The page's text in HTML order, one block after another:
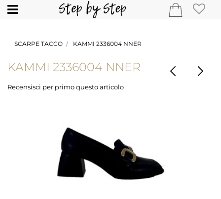
Open
SCARPE TACCO KAMMI 2336004 NNER
KAMMI 2336004 NNER
Recensisci per primo questo articolo